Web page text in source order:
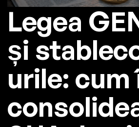
Legea
și
urile: cum